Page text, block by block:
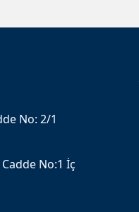
No: 2/1
No:1 İç